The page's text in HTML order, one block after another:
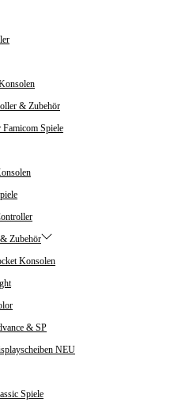
& Zubehör
Famicom Spiele
Zubehör
Konsolen
& SP
NEU
Spiele